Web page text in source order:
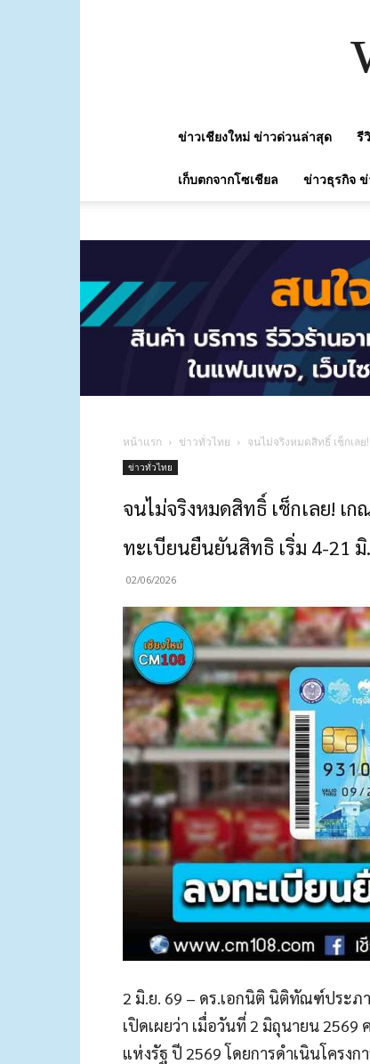
ข่าวเชียงใหม่ ข่าวด่วนล่าสุด รี
เก็บตกจากโซเชียล ข่าวธุรกิจ ข่
หน้าแรก ข่าวทั่วไทย จนไม่จริงหมดสิทธิ์ เช็กเล
ข่าวทั่วไทย
จนไม่จริงหมดสิทธิ์ เช็กเลย! เ
ทะเบียนยืนยันสิทธิ เริ่ม 4-21 มิ
02/06/2026
2 มิ.ย. 69 – ดร.เอกนิติ นิติทัณฑ์ประภ
เปิดเผยว่า เมื่อวันที่ 2 มิถุนายน
แห่งรัฐ ปี 2569 โดยการดำเนินโครง